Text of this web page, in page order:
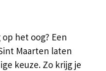
het oog? Een
Maarten laten
keuze. Zo krijg je